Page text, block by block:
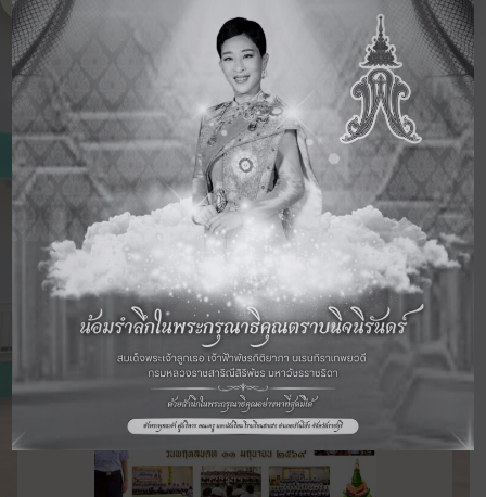
ข่าวสารและภาพกิจกรรม
ทางการศึกษา
11 มิ.ย. 2569
โรงเรียนฮกเฮง จัดกิจกรรมวันไหว้ครู และ
มอบทุนการศึกษา ประจำปีการศึกษา
2569 วันที่ 11 มิถุนายน 2569
อ่านเพิ่มเติม ›